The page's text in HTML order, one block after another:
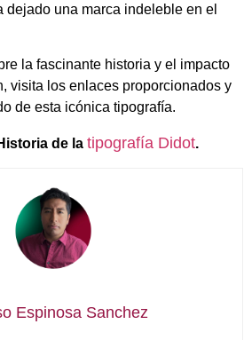
dejado una marca indeleble en el
la fascinante historia y el impacto
visita los enlaces proporcionados y
de esta icónica tipografía.
de la tipografía Didot.
Espinosa Sanchez